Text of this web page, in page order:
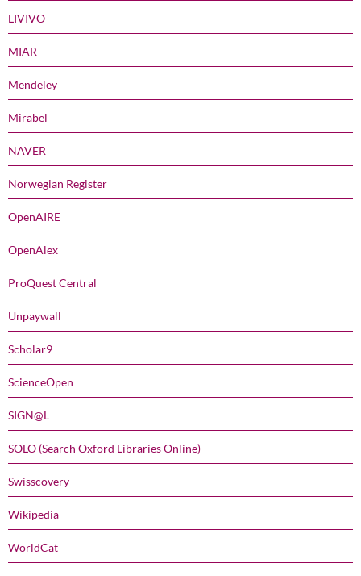
LIVIVO
MIAR
Mendeley
Mirabel
NAVER
Norwegian Register
OpenAIRE
OpenAlex
ProQuest Central
Unpaywall
Scholar9
ScienceOpen
SIGN@L
SOLO (Search Oxford Libraries Online)
Swisscovery
Wikipedia
WorldCat